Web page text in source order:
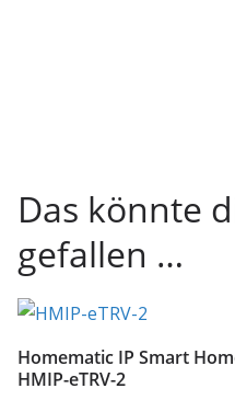
Das könnte
gefallen …
Homematic IP Smart
HMIP-eTRV-2